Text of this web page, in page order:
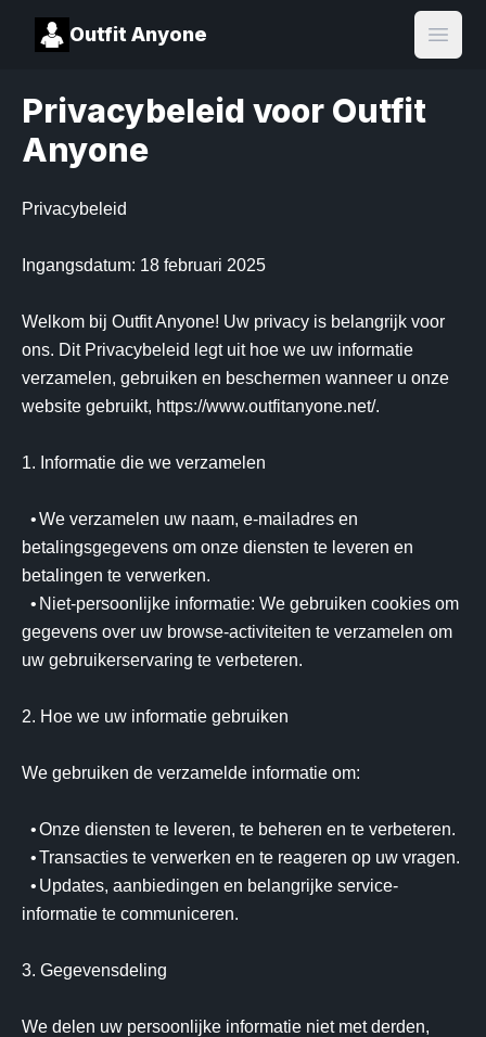
Outfit Anyone
Open
Privacybeleid voor Outfit
Anyone
Privacybeleid
Ingangsdatum: 18 februari 2025
Welkom bij Outfit Anyone! Uw privacy is belangrijk voor
ons. Dit Privacybeleid legt uit hoe we uw informatie
verzamelen, gebruiken en beschermen wanneer u onze
website gebruikt, https://www.outfitanyone.net/.
1. Informatie die we verzamelen
betalingsgegevens om onze diensten te leveren en
betalingen te verwerken.
gegevens over uw browse-activiteiten te verzamelen om
uw gebruikerservaring te verbeteren.
2. Hoe we uw informatie gebruiken
We gebruiken de verzamelde informatie om:
informatie te communiceren.
3. Gegevensdeling
We delen uw persoonlijke informatie niet met derden,